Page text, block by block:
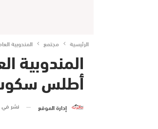
الرئيسية مجتمع المندوبية
المندوبية
أطلس
إدارة الموقع نشر في